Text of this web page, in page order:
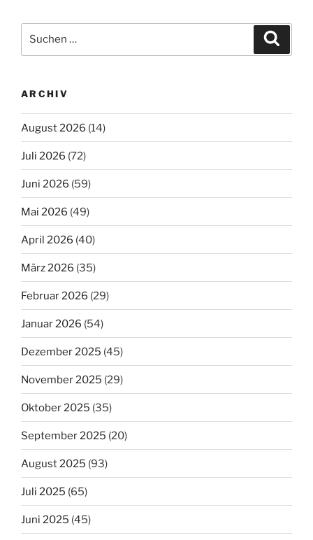
Suchen
ARCHIV
August 2026 (14)
Juli 2026 (72)
Juni 2026 (59)
Mai 2026 (49)
April 2026 (40)
März 2026 (35)
Februar 2026 (29)
Januar 2026 (54)
Dezember 2025 (45)
November 2025 (29)
Oktober 2025 (35)
September 2025 (20)
August 2025 (93)
Juli 2025 (65)
Juni 2025 (45)